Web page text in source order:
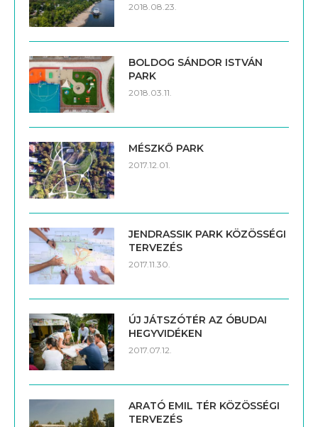
2018.08.23.
BOLDOG SÁNDOR ISTVÁN
PARK
2018.03.11.
MÉSZKŐ PARK
2017.12.01.
JENDRASSIK PARK KÖZÖSSÉGI
TERVEZÉS
2017.11.30.
ÚJ JÁTSZÓTÉR AZ ÓBUDAI
HEGYVIDÉKEN
2017.07.12.
ARATÓ EMIL TÉR KÖZÖSSÉGI
TERVEZÉS